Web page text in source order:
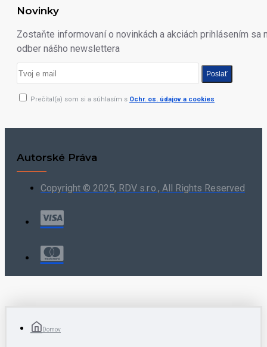
Novinky
Zostaňte informovaní o novinkách a akciách prihlásením sa
odber nášho newslettera
Poslať
Prečítal(a) som si a súhlasím s Ochr. os. údajov a cookies
Autorské Práva
Copyright © 2025, RDV s.r.o., All Rights Reserved
Domov